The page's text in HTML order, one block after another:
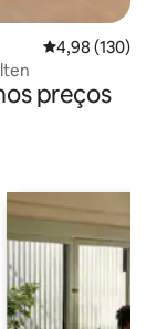
4,98 de uma
4,98 (130)
preços